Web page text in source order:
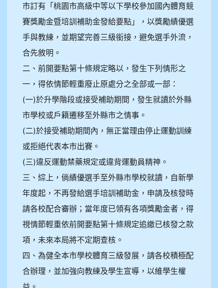
市訂有「桃園市高級中等以下學校參加國內體育競
賽獎勵金暨培訓補助金發給要點」，以獎勵績優選
手與教練，並期望完善三級銜接，避免選手外流，
合先敘明。
二、前開要點第十條規定略以，發生下列情形之
一，得依情節輕重廢止原處分之全部或一部：
(一)於升學階段或接受補助期間，發生就讀於外縣
市學校或戶籍遷移至外縣市之情事。
(二)於接受補助期間內，無正當理由停止運動訓練
或拒絕代表本市出賽。
(三)違反運動禁藥規定或違背運動員精神。
三、綜上，倘績優選手至外縣市學校就讀，自新學
年度起，不再發給選手培訓補助金，申請及核發時
請各校配合審辦；當年度已領有各項獎勵金者，得
視情節輕重依前開要點第十條規定追繳已核發之款
項，未來本局將不定期查核。
四、為健全本市學校體育三級發展，請各校積極配
合辦理，並加強向教練及學生宣導，以維學生權